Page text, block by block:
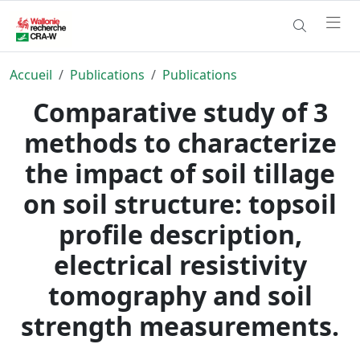
Accueil Publications Publications
Comparative study of 3
methods to characterize
the impact of soil tillage
on soil structure: topsoil
profile description,
electrical resistivity
tomography and soil
strength measurements.